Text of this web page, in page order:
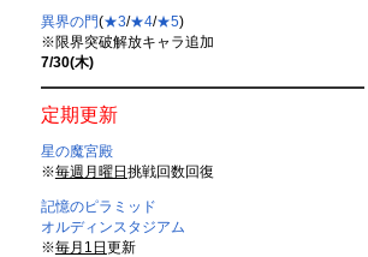
異界の門(★3/★4/★5)
※限界突破解放キャラ追加
7/30(木)
定期更新
星の魔宮殿
※毎週月曜日 挑戦回数回復
記憶のピラミッド
オルディンスタジアム
※毎月1日 更新